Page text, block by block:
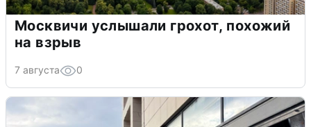
Москвичи услышали грохот, похожий
на взрыв
7 августа 0